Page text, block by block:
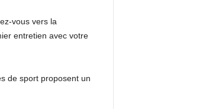
vous vers la
entretien avec votre
de sport proposent un